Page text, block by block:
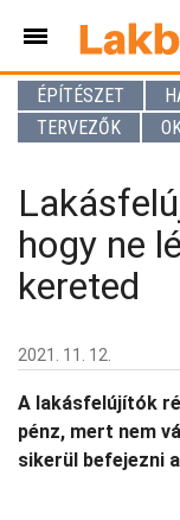
ÉPÍTÉSZET
TERVEZŐK
hogy ne
kereted
2021. 11. 12.
A lakásfelújítók
pénz, mert nem
sikerül befejezni